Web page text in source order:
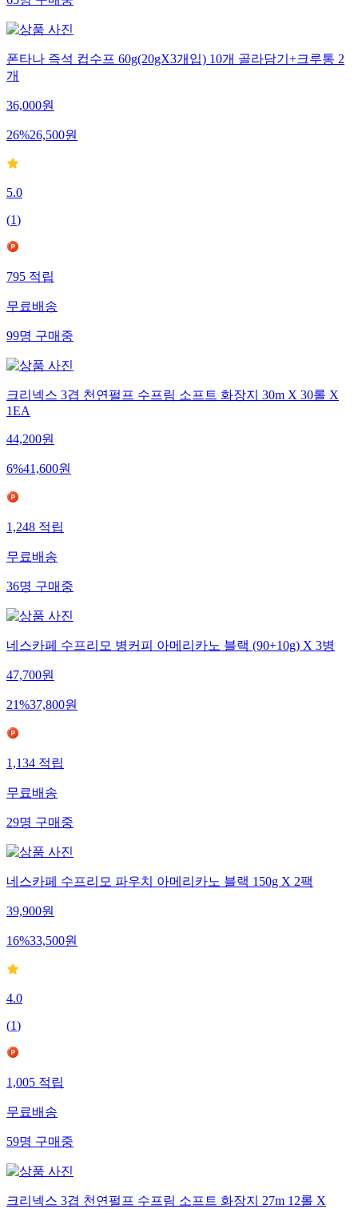
65명구매중
폰타나 즉석 컵수프 60g(20gX3개입) 10개 골라담기+크루통 2
개
36,000원
26%26,500원
5.0
(1)
795적립
무료배송
99명구매중
크리넥스 3겹 천연펄프 수프림 소프트 화장지 30m X 30롤 X
1EA
44,200원
6%41,600원
1,248적립
무료배송
36명구매중
네스카페 수프리모 병커피 아메리카노 블랙 (90+10g) X 3병
47,700원
21%37,800원
1,134적립
무료배송
29명구매중
네스카페 수프리모 파우치 아메리카노 블랙 150g X 2팩
39,900원
16%33,500원
4.0
(1)
1,005적립
무료배송
59명구매중
크리넥스 3겹 천연펄프 수프림 소프트 화장지 27m 12롤 X